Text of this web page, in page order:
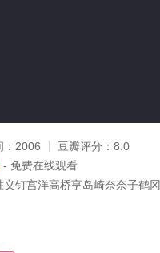
2006 豆瓣评分： 8.0
- 免费在线观看
钉宫洋高桥亨岛崎奈奈子鹤